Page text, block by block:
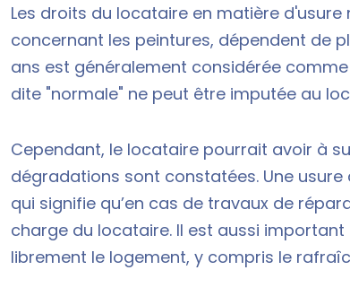
Les droits du locataire en matière d'usure
concernant les peintures, dépendent de
ans est généralement considérée
dite "normale" ne peut être imputée au
Cependant, le locataire pourrait avoir à
dégradations sont constatées. Une usure
qui signifie qu’en cas de travaux de
charge du locataire. Il est aussi
librement le logement, y compris le